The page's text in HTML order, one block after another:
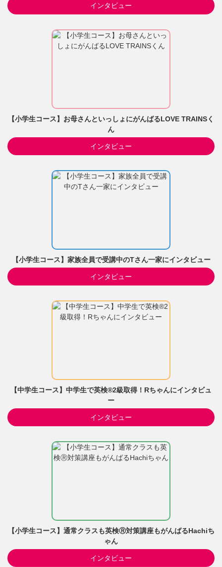
インタビュー
【小学生コース】お母さんといっしょにがんばるLOVE TRAINSく
ん
インタビュー
【小学生コース】家族全員で受講中のTさん一家にインタビュー
インタビュー
【中学生コース】中学生で英検®2級取得！Rちゃんにインタビュ
ー
インタビュー
【小学生コース】通常クラスも英検Ⓡ対策講座もがんばるHachiち
ゃん
インタビュー